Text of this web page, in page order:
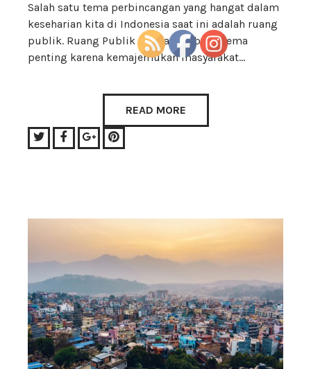
Salah satu tema perbincangan yang hangat dalam
keseharian kita di Indonesia saat ini adalah ruang
publik. Ruang Publik menjadi sebuah tema
penting karena kemajemukan masyarakat…
READ MORE
TwitterFacebookGoogle+